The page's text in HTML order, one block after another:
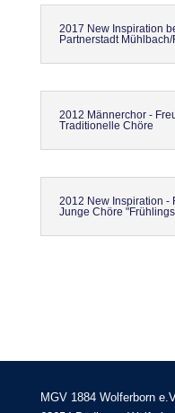
2017 New Inspiration
Partnerstadt
2012 Männerchor -
Traditionelle Chöre
2012 New Inspiration -
Junge Chöre
MGV 1884 Wolferborn